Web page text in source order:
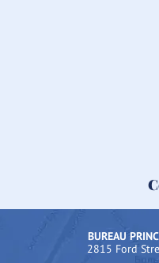
BUREAU
2815 Ford